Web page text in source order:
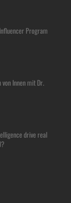
Program
Innen mit Dr.
drive real